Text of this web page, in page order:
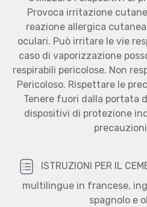
Provoca irritazione
reazione allergica
oculari. Può irritare le vie
caso di vaporizzazione
respirabili pericolose. Non
Pericoloso. Rispettare le
Tenere fuori dalla portata
dispositivi di protezione
ISTRUZIONI PER IL
multilingue in francese,
spagnolo e